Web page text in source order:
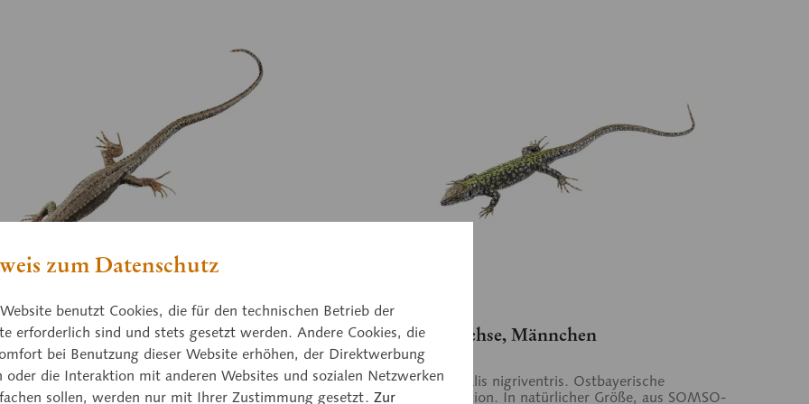
1
Weibchen
muralis. In natürlicher Größe, aus SOMSO-
Nach Studiendirektor Christian Groß. Mit
ZoS 1027/2
Mauereidechse, Männchen
Podarcis muralis nigriventris. Ostbayerische
Passaupopulation. In natürlicher Größe, aus SOMSO-
zum Datenschutz
benutzt Cookies, die für den technischen Betrieb der
erforderlich sind und stets gesetzt werden. Andere Cookies, die
bei Benutzung dieser Website erhöhen, der Direktwerbung
oder die Interaktion mit anderen Websites und sozialen Netzwerken
sollen, werden nur mit Ihrer Zustimmung gesetzt. Zur